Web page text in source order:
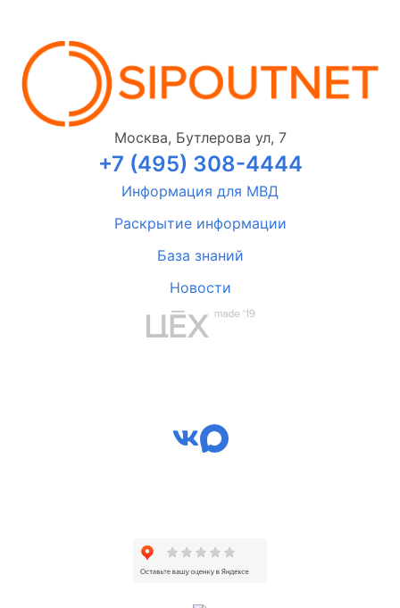
Москва, Бутлерова ул, 7
+7 (495) 308-4444
Информация для МВД
Раскрытие информации
База знаний
Новости